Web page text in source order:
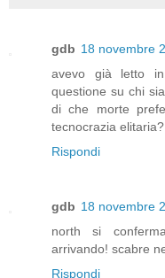
gdb 18 novembre
avevo già letto
questione su chi
di che morte
tecnocrazia elitaria?
Rispondi
gdb 18 novembre
north si
arrivando! scabre
Rispondi